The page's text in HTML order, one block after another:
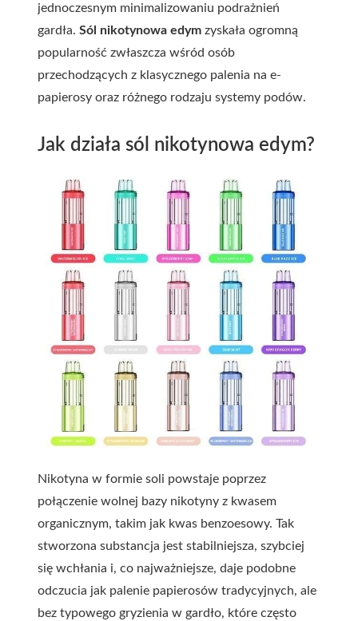
jednoczesnym minimalizowaniu podrażnień
gardła. Sól nikotynowa edym zyskała ogromną
popularność zwłaszcza wśród osób
przechodzących z klasycznego palenia na e-
papierosy oraz różnego rodzaju systemy podów.
Jak działa sól nikotynowa edym?
Nikotyna w formie soli powstaje poprzez
połączenie wolnej bazy nikotyny z kwasem
organicznym, takim jak kwas benzoesowy. Tak
stworzona substancja jest stabilniejsza, szybciej
się wchłania i, co najważniejsze, daje podobne
odczucia jak palenie papierosów tradycyjnych, ale
bez typowego gryzienia w gardło, które często